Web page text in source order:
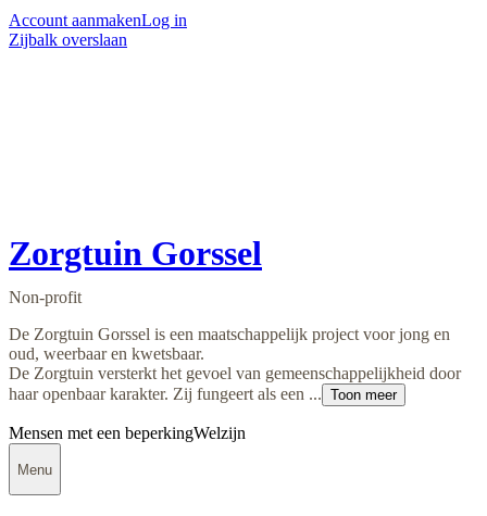
Account aanmakenLog in
Zijbalk overslaan
Zorgtuin Gorssel
Non-profit
De Zorgtuin Gorssel is een maatschappelijk project voor jong en
oud, weerbaar en kwetsbaar.
De Zorgtuin versterkt het gevoel van gemeenschappelijkheid door
haar openbaar karakter. Zij fungeert als een ... Toon meer
Mensen met een beperkingWelzijn
Menu